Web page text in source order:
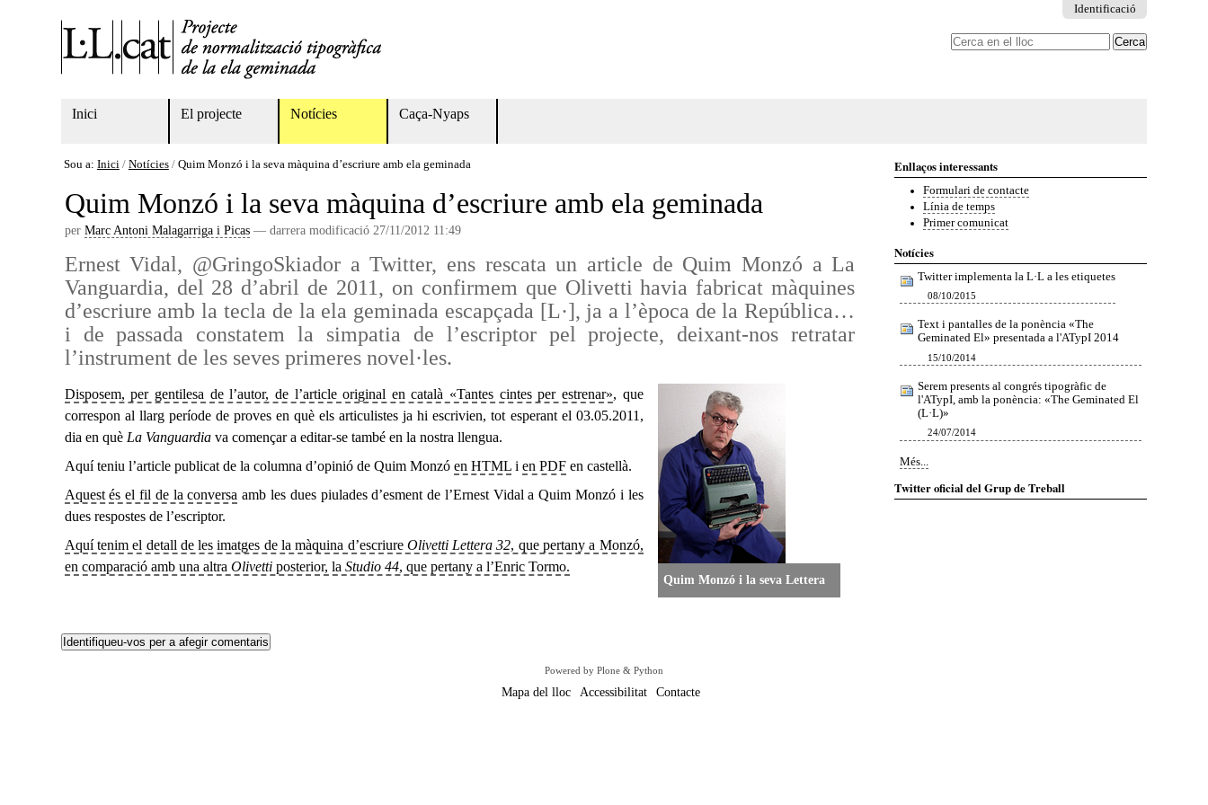
al
contingut.
Salta
navegació
personals
Identificació
Cerca
Navigation
Inici El projecte Notícies Caça-Nyaps
Sou a: Inici / Notícies / Quim Monzó i la seva màquina d’escriure amb ela geminada
Quim Monzó i la seva màquina d’escriure amb ela geminada
per Marc Antoni Malagarriga i Picas— darrera modificació27/11/2012 11:49
Ernest Vidal, @GringoSkiador a Twitter, ens rescata un article de Quim Monzó a La
Vanguardia, del 28 d’abril de 2011, on confirmem que Olivetti havia fabricat màquines
d’escriure amb la tecla de la ela geminada escapçada [L·], ja a l’època de la República…
i de passada constatem la simpatia de l’escriptor pel projecte, deixant-nos retratar
l’instrument de les seves primeres novel·les.
Quim Monzó i la seva Lettera
Disposem, per gentilesa de l’autor, de l’article original en català «Tantes cintes per estrenar», que
correspon al llarg període de proves en què els articulistes ja hi escrivien, tot esperant el 03.05.2011,
dia en què La Vanguardiava començar a editar-se també en la nostra llengua.
Aquí teniu l’article publicat de la columna d’opinió de Quim Monzó en HTMLi en PDFen castellà.
Aquest és el fil de la conversa amb les dues piulades d’esment de l’Ernest Vidal a Quim Monzó i les
dues respostes de l’escriptor.
Aquí tenim el detall de les imatges de la màquina d’escriure Olivetti Lettera 32, que pertany a Monzó,
en comparació amb una altra Olivettiposterior, la Studio 44, que pertany a l’Enric Tormo.
Enllaços interessants
Formulari de contacte
Línia de temps
Primer comunicat
Notícies
Twitter implementa la L·L a les etiquetes
08/10/2015
Text i pantalles de la ponència «The
Geminated El» presentada a l'ATypI 2014
15/10/2014
Serem presents al congrés tipogràfic de
l'ATypI, amb la ponència: «The Geminated El
(L·L)»
24/07/2014
Notícies
Més...
Twitter oficial del Grup de Treball
Powered by Plone & Python
Mapa del lloc Accessibilitat Contacte